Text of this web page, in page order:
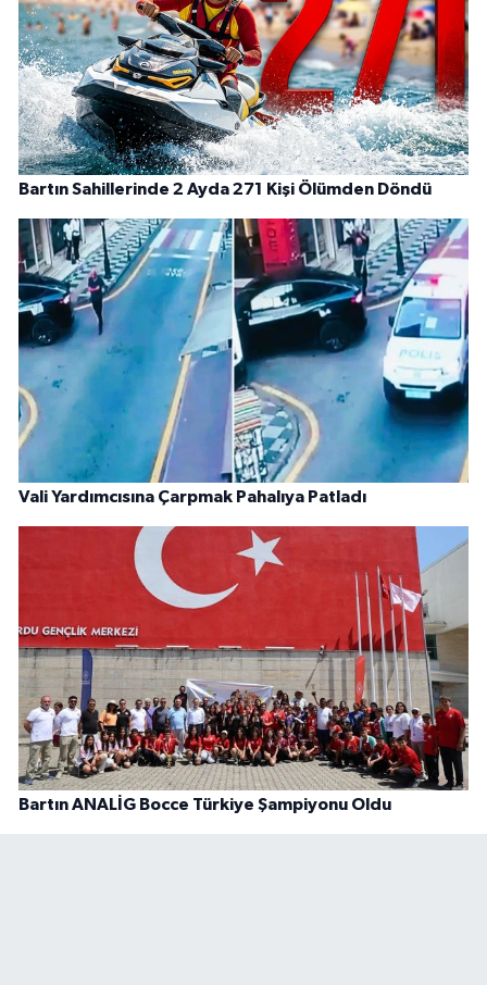
Bartın Sahillerinde 2 Ayda 271 Kişi Ölümden Döndü
Vali Yardımcısına Çarpmak Pahalıya Patladı
Bartın ANALİG Bocce Türkiye Şampiyonu Oldu